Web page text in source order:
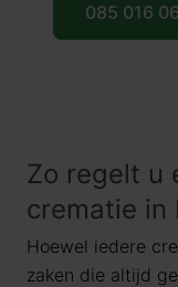
085 016
Zo regelt u
crematie in
Hoewel iedere
zaken die altijd